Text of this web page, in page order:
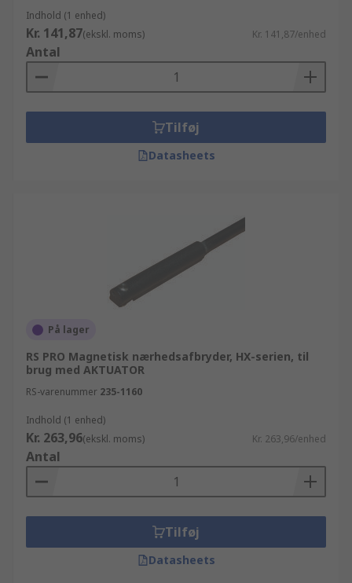
lagerstatus eller en mængde andre parametre,
som repræsenter vores komplette udvalg af
produkter- fra de eksklusive over nicheprodukter,
og til de mere basale, men funktionelle,
hverdags-artikler fra vores RS Essentials linje.
Indhold (1 enhed)
Kr. 141,87(ekskl. moms) Kr. 141,87/enhed
Antal
Tilføj
Datasheets
På lager
RS PRO Magnetisk nærhedsafbryder, HX-serien, til
brug med AKTUATOR
RS-varenummer 235-1160
Indhold (1 enhed)
Kr. 263,96(ekskl. moms) Kr. 263,96/enhed
Antal
Tilføj
Datasheets